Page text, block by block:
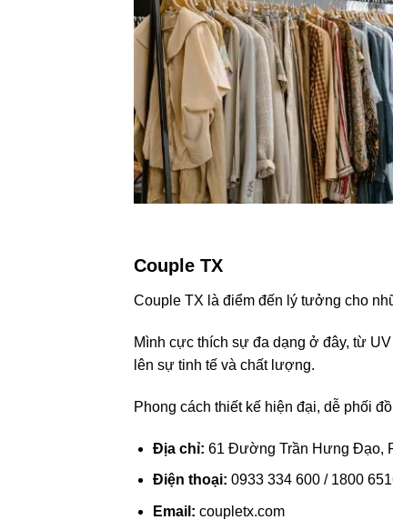
Couple TX
Couple TX là điểm đến lý tưởng cho
Mình cực thích sự đa dạng ở đây, từ
lên sự tinh tế và chất lượng.
Phong cách thiết kế hiện đại, dễ phối
Địa chỉ: 61 Đường Trần Hưng Đạo,
Điện thoại: 0933 334 600 / 1800
Email: coupletx.com